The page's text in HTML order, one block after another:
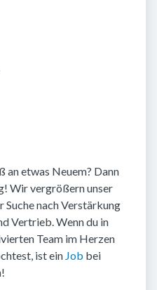
an etwas Neuem? Dann
Wir vergrößern unser
Suche nach Verstärkung
Vertrieb. Wenn du in
Team im Herzen
ist ein Job bei